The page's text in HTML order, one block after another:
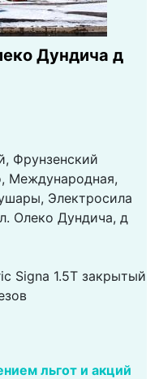
Дундича д
Фрунзенский
Международная,
Электросила
Олеко Дундича, д
Signa 1.5T закрытый
льгот и акций